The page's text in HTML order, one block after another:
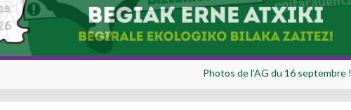
Photos de l’AG du 16 septembre !